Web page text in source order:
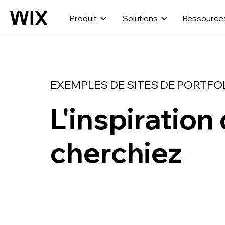
Produit Solutions
EXEMPLES DE SITES DE
L'inspiration
cherchiez